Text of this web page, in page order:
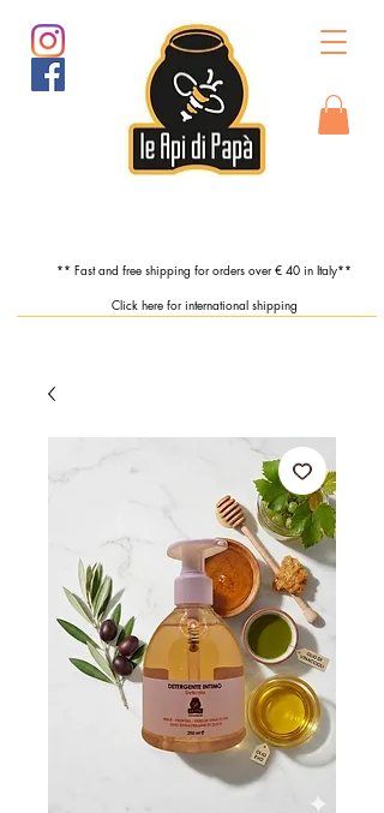
** Fast and free shipping for orders over € 40 in Italy**
Click here for international shipping